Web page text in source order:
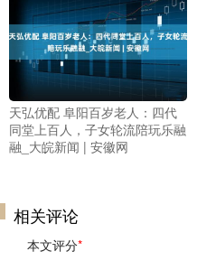
天弘优配 阜阳百岁老人：四代
同堂上百人，子女轮流陪玩乐融
融_大皖新闻 | 安徽网
相关评论
本文评分*